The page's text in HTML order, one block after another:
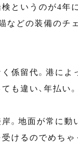
というのが4年
などの装備のチ
係留代。港によ
も違い、年払い。
。地面が常に動
けるのでめちゃ